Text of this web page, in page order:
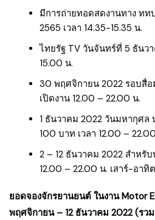
มีการถ่ายทอดสดงานทาง ทท
2565 เวลา 14.35-15.35 น.
ไทยรัฐ TV วันจันทร์ที่ 5 ธันว
15.00 น.
30 พฤศจิกายน 2022 รอบสื่
เปิดงาน 12.00 – 22.00 น.
1 ธันวาคม 2022 วันมหากุศล
100 บาท เวลา 12.00 –
2 – 12 ธันวาคม 2022 สำหรั
12.00 – 22.00 น. เสาร์-อาทิ
ยอดจองจักรยานยนต์ ในงาน Motor
พฤศจิกายน – 12 ธันวาคม 2022 (รว